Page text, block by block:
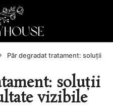
Păr degradat tratament: soluții
soluții
vizibile